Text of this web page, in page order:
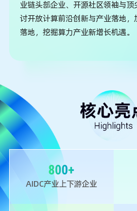
业链头部企业、开源社区领袖与
讨开放计算前沿创新与产业落地
落地，挖掘算力产业新增长机遇。
800+
AIDC产业上下游企业